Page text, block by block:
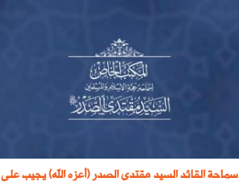
سماحة القائد السيد مقتدى الصدر (أعزه الله) يجيب على